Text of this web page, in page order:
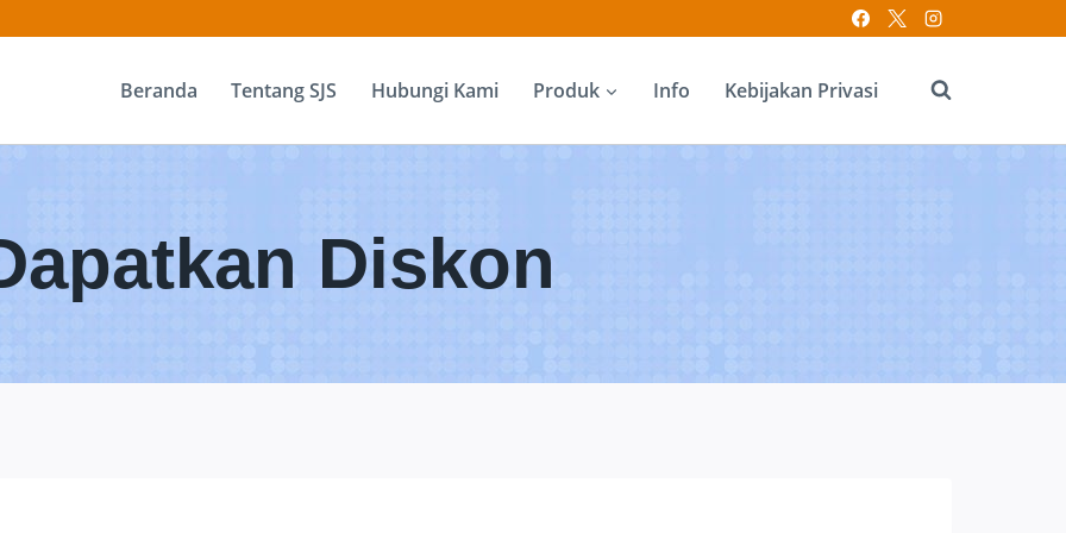
Beranda Tentang SJS Hubungi Kami Produk Info Kebijakan Privasi
Diskon